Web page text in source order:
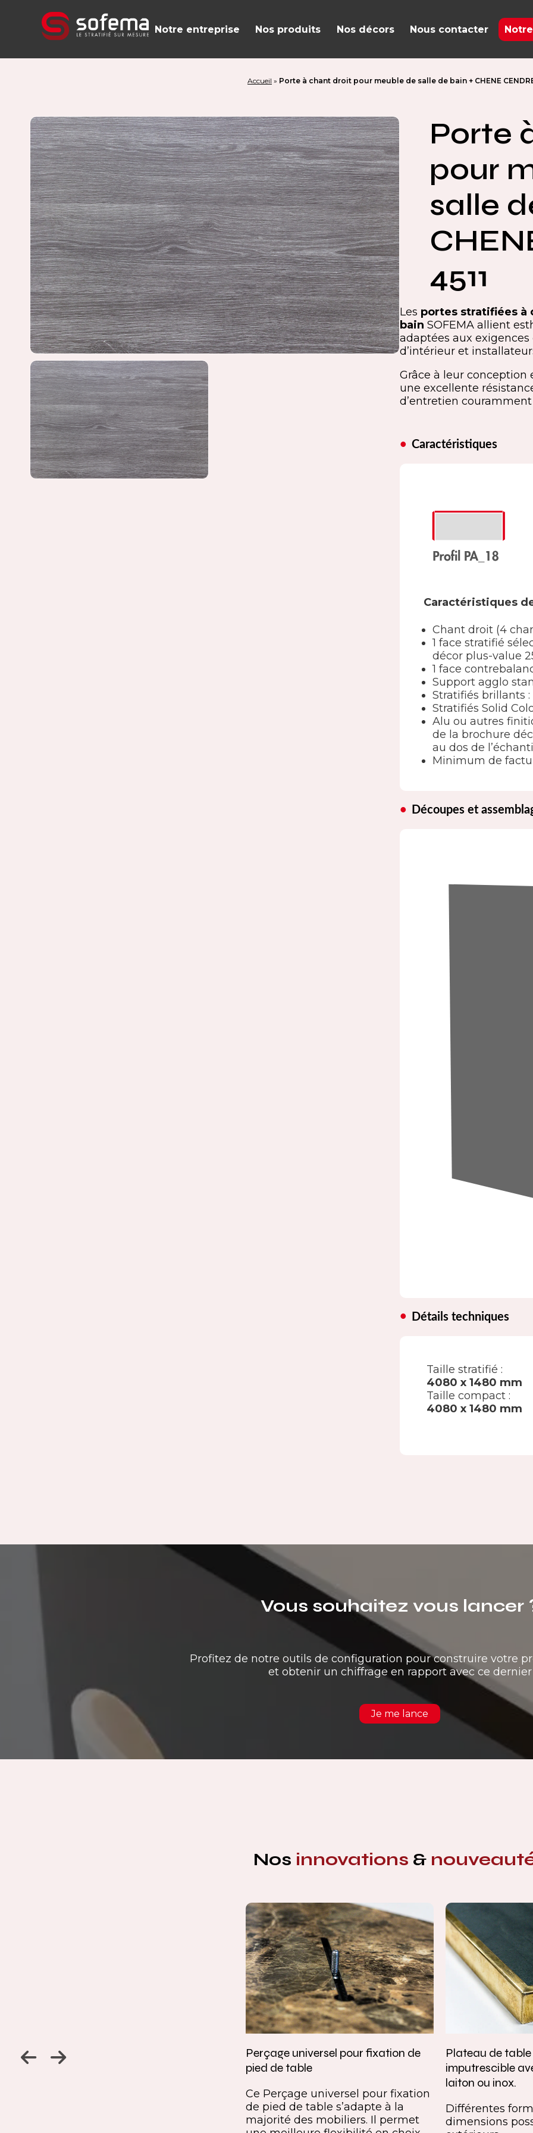
Notre entreprise Nos produits Nos décors Nous contacter
Accueil » Porte à chant droit pour meuble de salle de bain + CHENE
Porte
pour
salle
4511
Les portes stratifiées à
bain SOFEMA allient
adaptées aux
d’intérieur et
Grâce à leur
une excellente
d’entretien
Caractéristiques
Caractéristiques
Chant droit (4
1 face stratifié
décor plus-value
1 face
Support agglo
Stratifiés brillants :
Stratifiés Solid
Alu ou autres
de la brochure
au dos de
Minimum de
Découpes et
Détails techniques
Taille stratifié :
4080 x 1480 mm
Taille compact :
4080 x 1480 mm
Vous souhaitez vous lancer
Profitez de notre outils de configuration pour construire votre
et obtenir un chiffrage en rapport avec ce dernier
Je me lance
Nos innovations &
Jambage à 45
Perçage universel pour fixation de
pied de table
Ce Perçage universel pour fixation
de pied de table s’adapte à la
majorité des mobiliers. Il permet
Plateau de
imputrescible
laiton ou inox.
Différentes
dimensions